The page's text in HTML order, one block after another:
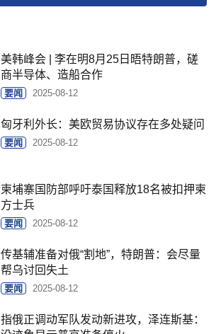
美韩峰会 | 李在明8月25日晤特朗普，磋
商半导体、造船合作
要闻 2025-08-12
匈牙利外长：美欧贸易协议存在多处疑问
要闻 2025-08-12
柬埔寨国防部呼吁泰国释放18名被扣押柬
方士兵
要闻 2025-08-12
传基辅准备对俄“割地”，特朗普：会尽量
帮乌讨回失土
要闻 2025-08-12
指俄正调动军队发动新进攻，泽连斯基：